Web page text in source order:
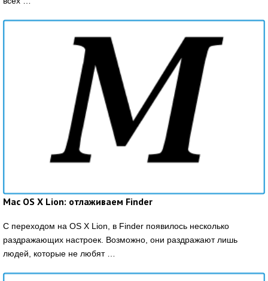
Mac OS X Lion: отлаживаем Finder
С переходом на OS X Lion, в Finder появилось несколько
раздражающих настроек. Возможно, они раздражают лишь
людей, которые не любят …